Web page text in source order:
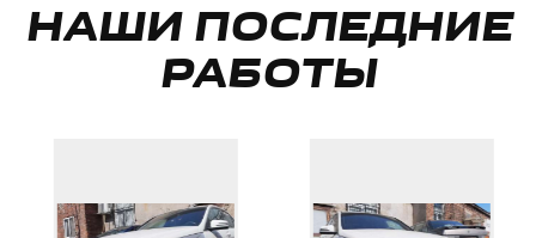
НАШИ ПОСЛЕДНИЕ
РАБОТЫ